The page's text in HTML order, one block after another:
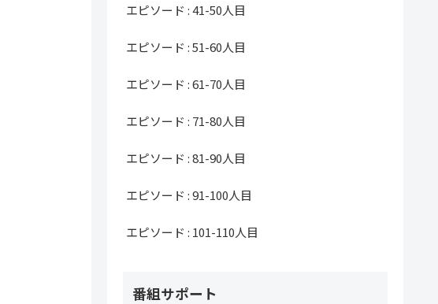
エピソード : 41-50人目
エピソード : 51-60人目
エピソード : 61-70人目
エピソード : 71-80人目
エピソード : 81-90人目
エピソード : 91-100人目
エピソード : 101-110人目
番組サポート